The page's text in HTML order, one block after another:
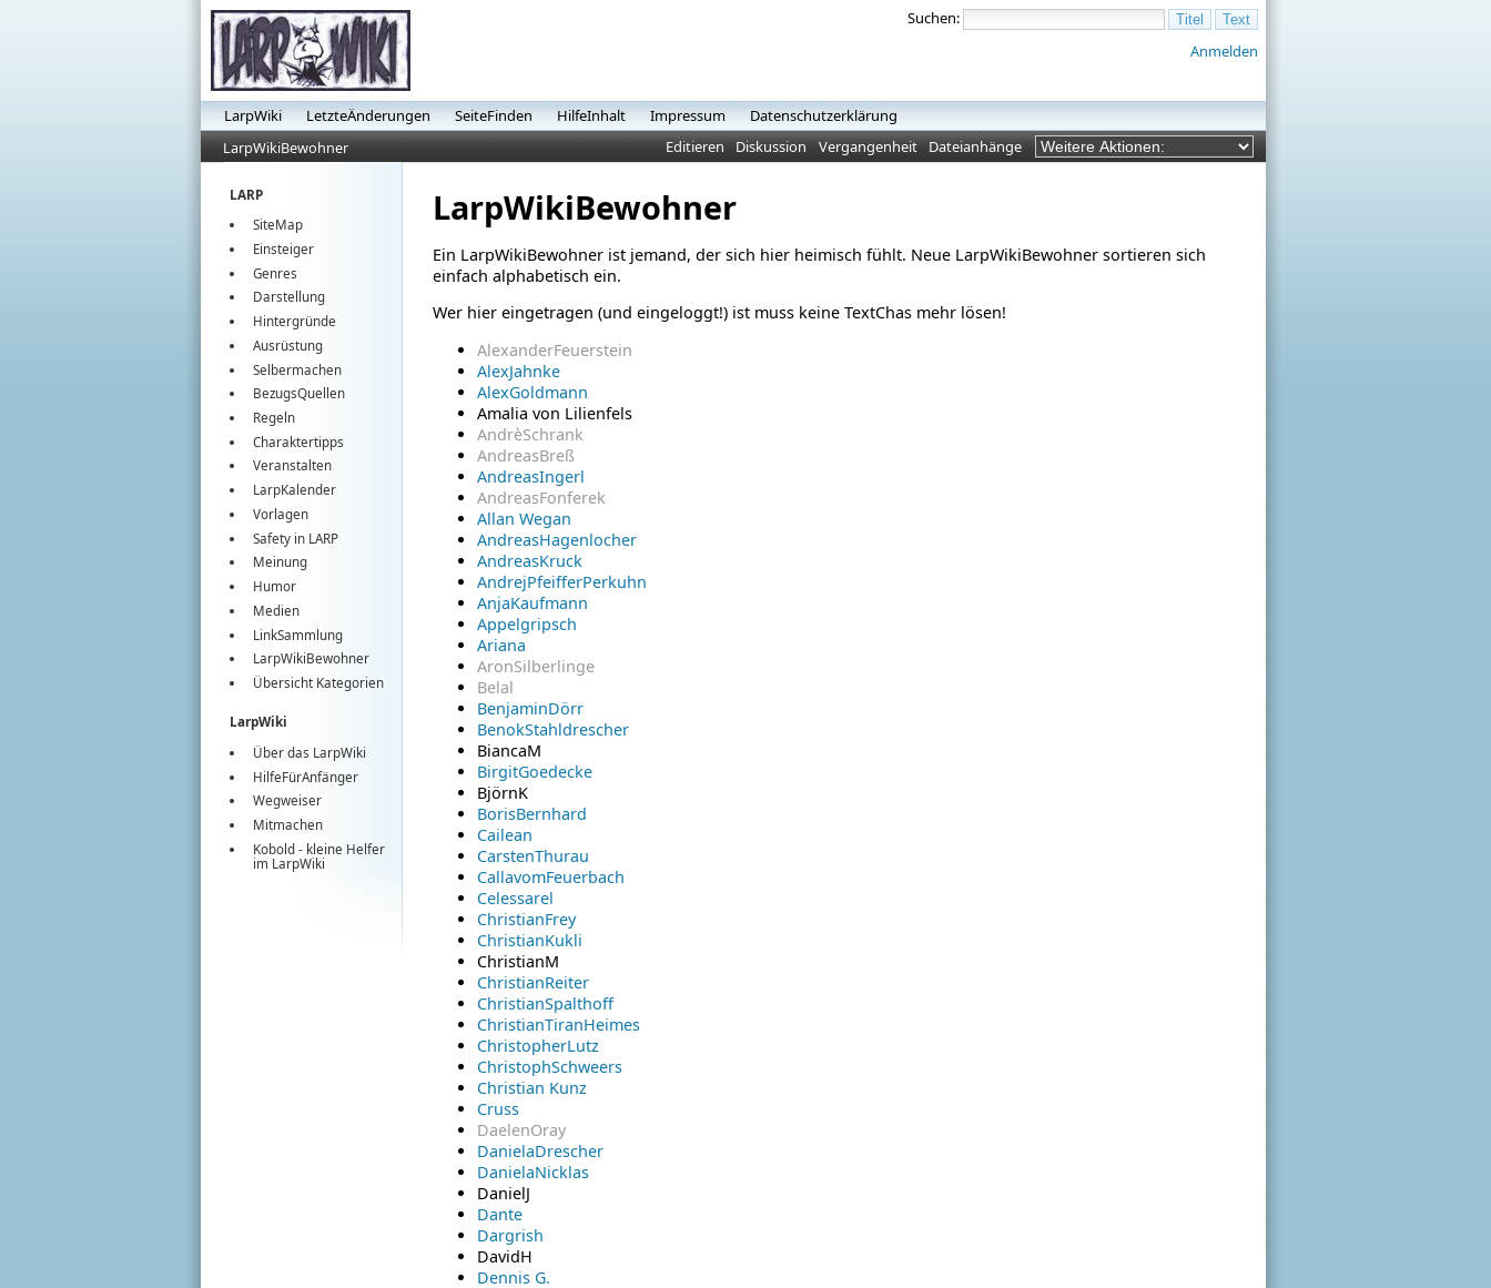
Suchen:
Anmelden
LarpWiki LetzteÄnderungen SeiteFinden HilfeInhalt Impressum
Datenschutzerklärung
Editieren
Diskussion Vergangenheit Dateianhänge
LarpWikiBewohner
LARP
SiteMap
Einsteiger
Genres
Darstellung
Hintergründe
Ausrüstung
Selbermachen
BezugsQuellen
Regeln
Charaktertipps
Veranstalten
LarpKalender
Vorlagen
Safety in LARP
Meinung
Humor
Medien
LinkSammlung
LarpWikiBewohner
Übersicht Kategorien
LarpWiki
Über das LarpWiki
HilfeFürAnfänger
Wegweiser
Mitmachen
Kobold - kleine Helfer
im LarpWiki
LarpWikiBewohner
Ein LarpWikiBewohner ist jemand, der sich hier heimisch fühlt. Neue LarpWikiBewohner sortieren sich
einfach alphabetisch ein.
Wer hier eingetragen (und eingeloggt!) ist muss keine TextChas mehr lösen!
AlexanderFeuerstein
AlexJahnke
AlexGoldmann
Amalia von Lilienfels
AndrèSchrank
AndreasBreß
AndreasIngerl
AndreasFonferek
Allan Wegan
AndreasHagenlocher
AndreasKruck
AndrejPfeifferPerkuhn
AnjaKaufmann
Appelgripsch
Ariana
AronSilberlinge
Belal
BenjaminDörr
BenokStahldrescher
BiancaM
BirgitGoedecke
BjörnK
BorisBernhard
Cailean
CarstenThurau
CallavomFeuerbach
Celessarel
ChristianFrey
ChristianKukli
ChristianM
ChristianReiter
ChristianSpalthoff
ChristianTiranHeimes
ChristopherLutz
ChristophSchweers
Christian Kunz
Cruss
DaelenOray
DanielaDrescher
DanielaNicklas
DanielJ
Dante
Dargrish
DavidH
Dennis G.